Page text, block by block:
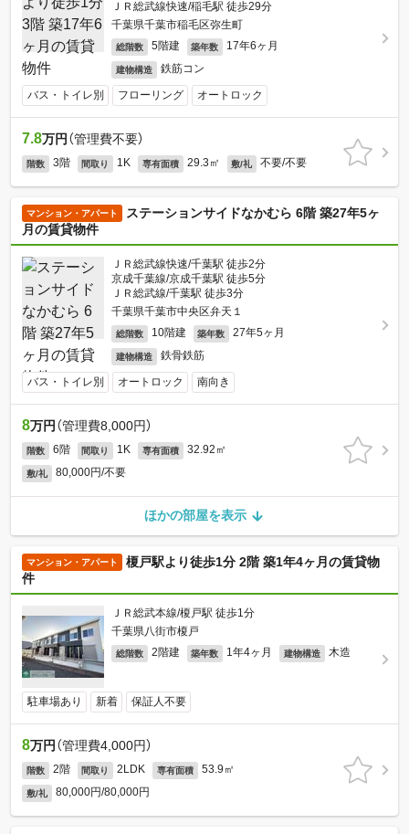
ＪＲ総武線快速/稲毛駅 徒歩29分
千葉県千葉市稲毛区弥生町
総階数 5階建 築年数 17年6ヶ月
建物構造 鉄筋コン
バス・トイレ別 フローリング オートロック
7.8万円 （管理費不要）
階数 3階 間取り 1K 専有面積 29.3㎡ 敷/礼 不要/不要
マンション・アパート
ステーションサイドなかむら 6階 築27年5ヶ
月の賃貸物件
ＪＲ総武線快速/千葉駅 徒歩2分
京成千葉線/京成千葉駅 徒歩5分
ＪＲ総武線/千葉駅 徒歩3分
千葉県千葉市中央区弁天１
総階数 10階建 築年数 27年5ヶ月
建物構造 鉄骨鉄筋
バス・トイレ別 オートロック 南向き
8万円 （管理費8,000円）
階数 6階 間取り 1K 専有面積 32.92㎡
敷/礼 80,000円/不要
ほかの部屋を表示
マンション・アパート
榎戸駅より徒歩1分 2階 築1年4ヶ月の賃貸物
件
ＪＲ総武本線/榎戸駅 徒歩1分
千葉県八街市榎戸
総階数 2階建 築年数 1年4ヶ月 建物構造 木造
駐車場あり 新着 保証人不要
8万円 （管理費4,000円）
階数 2階 間取り 2LDK 専有面積 53.9㎡
敷/礼 80,000円/80,000円